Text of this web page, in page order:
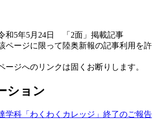
和5年5月24日 「2面」掲載記事
ページに限って陸奥新報の記事利用を許
ージへのリンクは固くお断りします。
ション
学科「わくわくカレッジ」終了のご報告